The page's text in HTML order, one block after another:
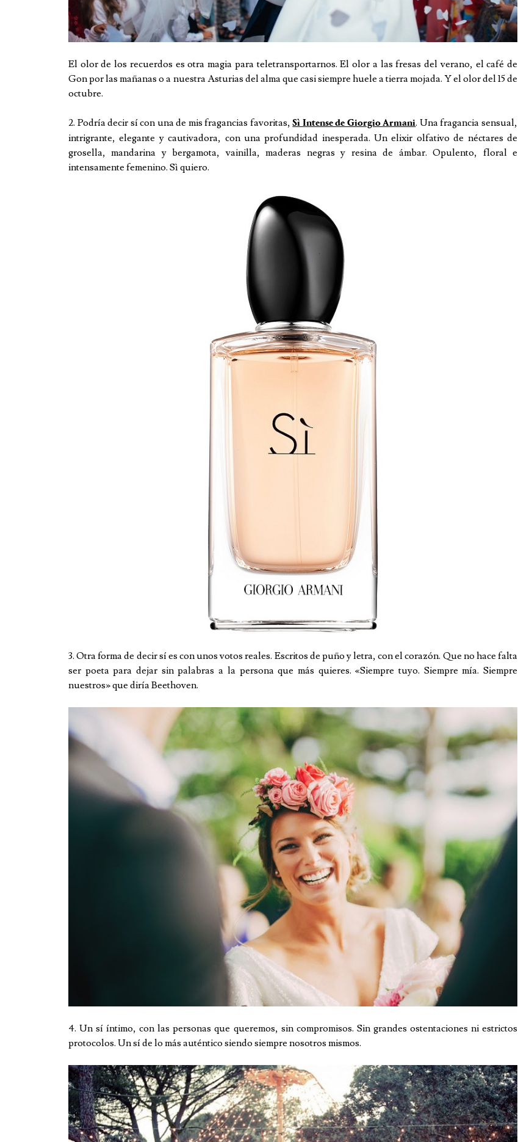
El olor de los recuerdos es otra magia para teletransportarnos. El olor a las fresas del verano, el café de
Gon por las mañanas o a nuestra Asturias del alma que casi siempre huele a tierra mojada. Y el olor del 15 de
octubre.
2. Podría decir sí con una de mis fragancias favoritas,Sì Intense de Giorgio Armani. Una fragancia sensual,
intrigrante, elegante y cautivadora, con una profundidad inesperada. Un elixir olfativo de néctares de
grosella, mandarina y bergamota, vainilla, maderas negras y resina de ámbar. Opulento, floral e
intensamente femenino. Sì quiero.
3. Otra forma de decir sí es con unos votos reales. Escritos de puño y letra, con el corazón. Que no hace falta
ser poeta para dejar sin palabras a la persona que más quieres. «Siempre tuyo. Siempre mía. Siempre
nuestros» que diría Beethoven.
4. Un sí íntimo, con las personas que queremos, sin compromisos. Sin grandes ostentaciones ni estrictos
protocolos. Un sí de lo más auténtico siendo siempre nosotros mismos.